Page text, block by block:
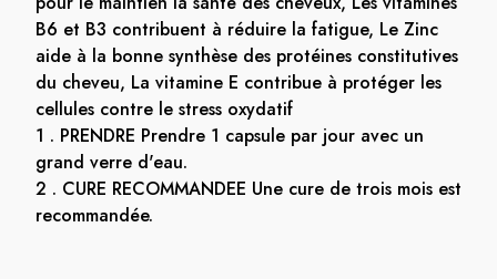
B6 et B3 contribuent à réduire la fatigue, Le Zinc
aide à la bonne synthèse des protéines constitutives
du cheveu, La vitamine E contribue à protéger les
cellules contre le stress oxydatif
1 . PRENDRE Prendre 1 capsule par jour avec un
grand verre d'eau.
2 . CURE RECOMMANDEE Une cure de trois mois est
recommandée.